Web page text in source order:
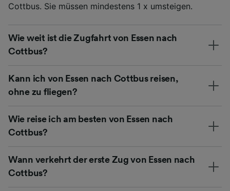
Cottbus. Sie müssen mindestens 1 x umsteigen.
Wie weit ist die Zugfahrt von Essen nach
Cottbus?
Kann ich von Essen nach Cottbus reisen,
ohne zu fliegen?
Wie reise ich am besten von Essen nach
Cottbus?
Wann verkehrt der erste Zug von Essen nach
Cottbus?